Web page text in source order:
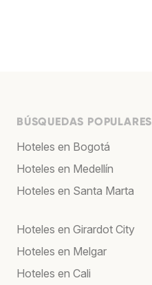
BÚSQUEDAS POPULARES
Hoteles en Bogotá
Hoteles en Medellín
Hoteles en Santa Marta
Hoteles en Girardot City
Hoteles en Melgar
Hoteles en Cali